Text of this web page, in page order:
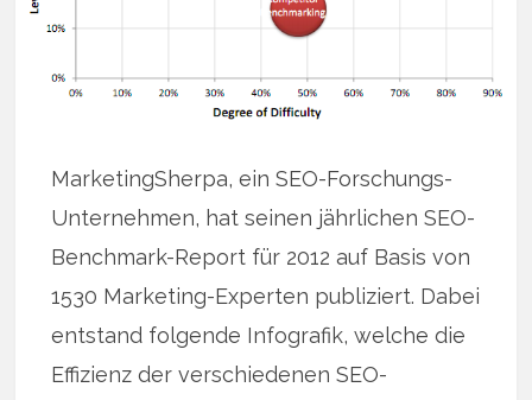
MarketingSherpa, ein SEO-Forschungs-
Unternehmen, hat seinen jährlichen SEO-
Benchmark-Report für 2012 auf Basis von
1530 Marketing-Experten publiziert. Dabei
entstand folgende Infografik, welche die
Effizienz der verschiedenen SEO-